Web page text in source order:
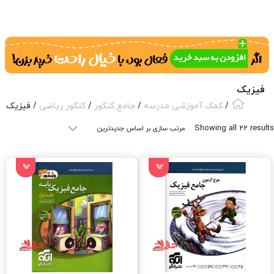
فیزیک
/کمک آموزشی مدرسه / جامع کنکور /کنکور ریاضی / فیزیک
Showing all 22 results
Sorted
latest